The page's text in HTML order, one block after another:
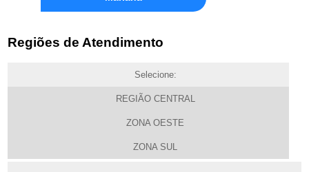
Regiões de Atendimento
Selecione:
REGIÃO CENTRAL
ZONA OESTE
ZONA SUL